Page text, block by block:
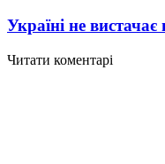
Україні не
Читати коментарі